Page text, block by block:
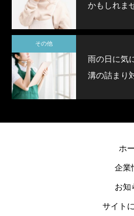
かもしれま
その他
雨の日に気
溝の詰まり
ホ
企業
お知
サイト